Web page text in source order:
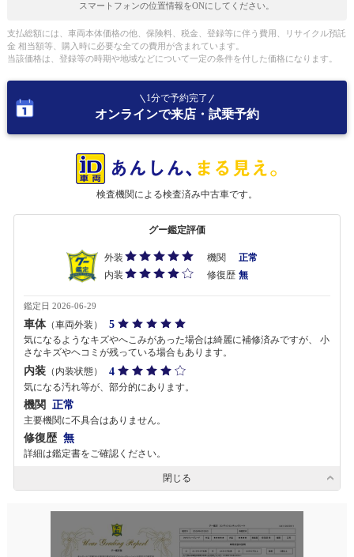
スマートフォンの位置情報をONにしてください。
支払総額には、車両本体価格の他、保険料、税金、登録等に伴う費用、リサイクル預託
金 相当額等、購入時に必要な全ての費用が含まれています。
当該価格は、登録等の時期や地域などについて一定の条件を付した価格になります。
1分で予約完了
オンラインで来店・試乗予約
検査機関による検査済み中古車です。
グー鑑定評価
外装 機関
正常
内装
修復歴 無
鑑定日 2026-06-29
車体（車両外装） 5
気になるようなキズやへこみがあった場合は綺麗に補修済みですが、 小
さなキズやヘコミが残っている場合もあります。
内装 （内装状態） 4
気になる汚れ等が、部分的にあります。
機関 正常
主要機関に不具合はありません。
修復歴 無
詳細は鑑定書をご確認ください。
閉じる